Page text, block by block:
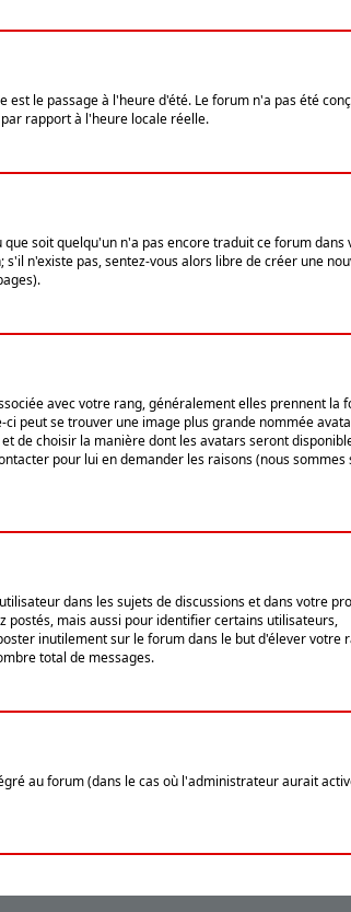
le passage à l'heure d'été. Le forum n'a pas été
rapport à l'heure locale réelle.
soit quelqu'un n'a pas encore traduit ce forum dans
n'existe pas, sentez-vous alors libre de créer une
avec votre rang, généralement elles prennent la
peut se trouver une image plus grande nommée
de choisir la manière dont les avatars seront
pour lui en demander les raisons (nous sommes
dans les sujets de discussions et dans votre
postés, mais aussi pour identifier certains utilisateurs,
inutilement sur le forum dans le but d'élever votre
total de messages.
au forum (dans le cas où l'administrateur aurait